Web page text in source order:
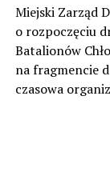
Miejski Zarząd
o rozpoczęciu
Batalionów
na fragmencie
czasowa